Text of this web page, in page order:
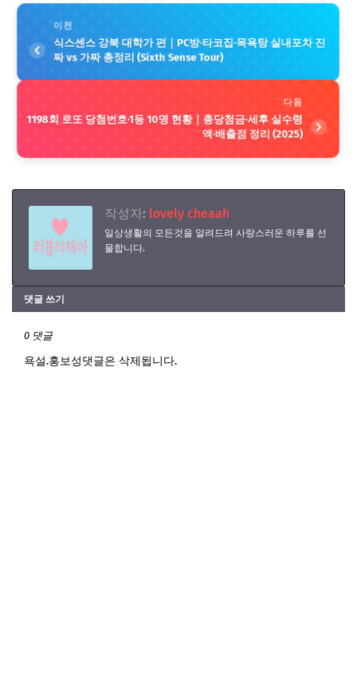
이전
식스센스 강북 대학가 편｜PC방·타코집·목욕탕 실내포차 진
짜 vs 가짜 총정리 (Sixth Sense Tour)
다음
1198회 로또 당첨번호·1등 10명 현황｜총당첨금·세후 실수령
액·배출점 정리 (2025)
작성자: lovely cheaah
일상생활의 모든것을 알려드려 사랑스러운 하루를 선
물합니다.
댓글 쓰기
0 댓글
욕설.홍보성댓글은 삭제됩니다.